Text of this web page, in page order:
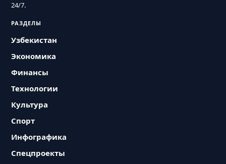
24/7.
РАЗДЕЛЫ
Узбекистан
Экономика
Финансы
Технологии
Культура
Спорт
Инфографика
Спецпроекты